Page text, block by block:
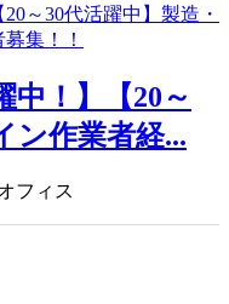
中！】【20～
ン作業者経...
フィス